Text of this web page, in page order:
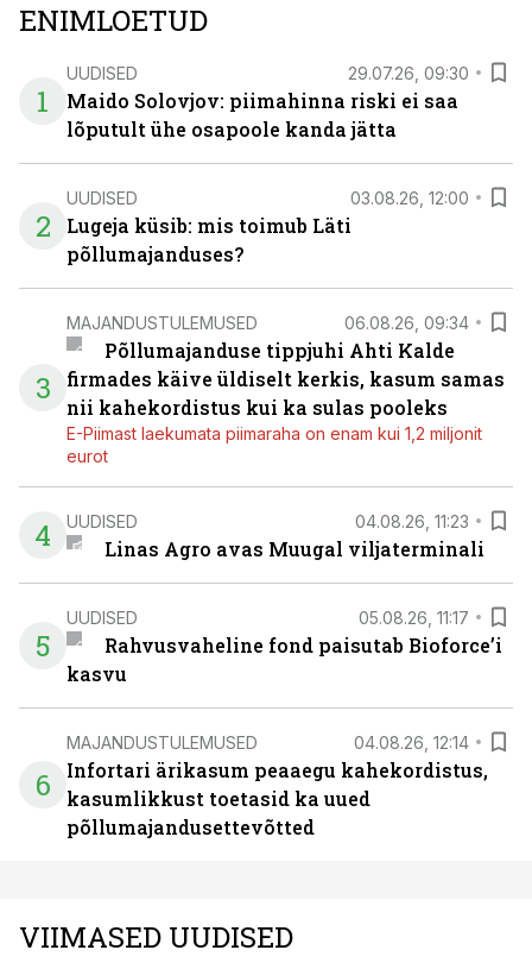
ENIMLOETUD
1
UUDISED 29.07.26, 09:30
Maido Solovjov: piimahinna riski ei saa
lõputult ühe osapoole kanda jätta
2
UUDISED 03.08.26, 12:00
Lugeja küsib: mis toimub Läti
põllumajanduses?
3
MAJANDUSTULEMUSED 06.08.26, 09:34
Põllumajanduse tippjuhi Ahti Kalde
firmades käive üldiselt kerkis, kasum samas
nii kahekordistus kui ka sulas pooleks
E-Piimast laekumata piimaraha on enam kui 1,2 miljonit
eurot
4 UUDISED 04.08.26, 11:23
Linas Agro avas Muugal viljaterminali
5
UUDISED 05.08.26, 11:17
Rahvusvaheline fond paisutab Bioforce’i
kasvu
6
MAJANDUSTULEMUSED 04.08.26, 12:14
Infortari ärikasum peaaegu kahekordistus,
kasumlikkust toetasid ka uued
põllumajandusettevõtted
VIIMASED UUDISED